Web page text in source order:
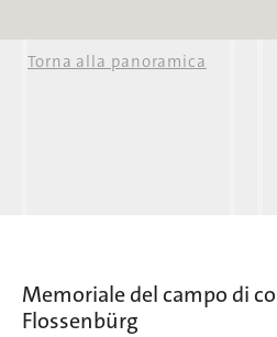
Torna alla panoramica
Memoriale del campo di
Flossenbürg